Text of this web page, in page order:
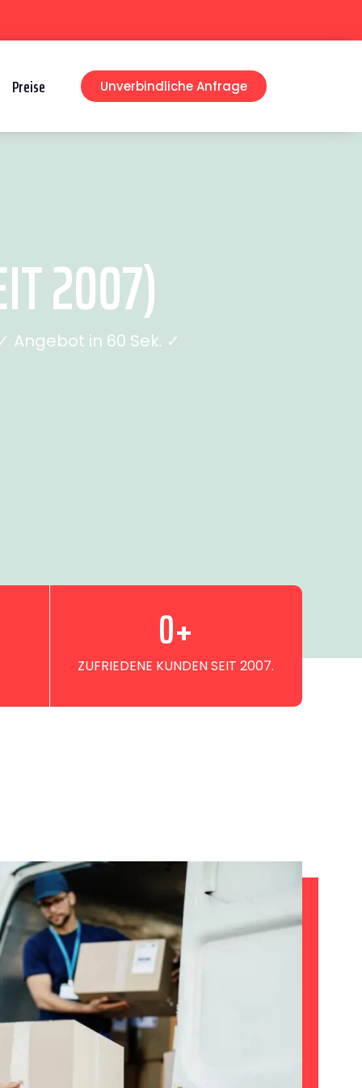
Preise Unverbindliche Anfrage
2007)
Angebot in 60 Sek. ✓
ZUFRIEDENE KUNDEN SEIT 2007.
0+